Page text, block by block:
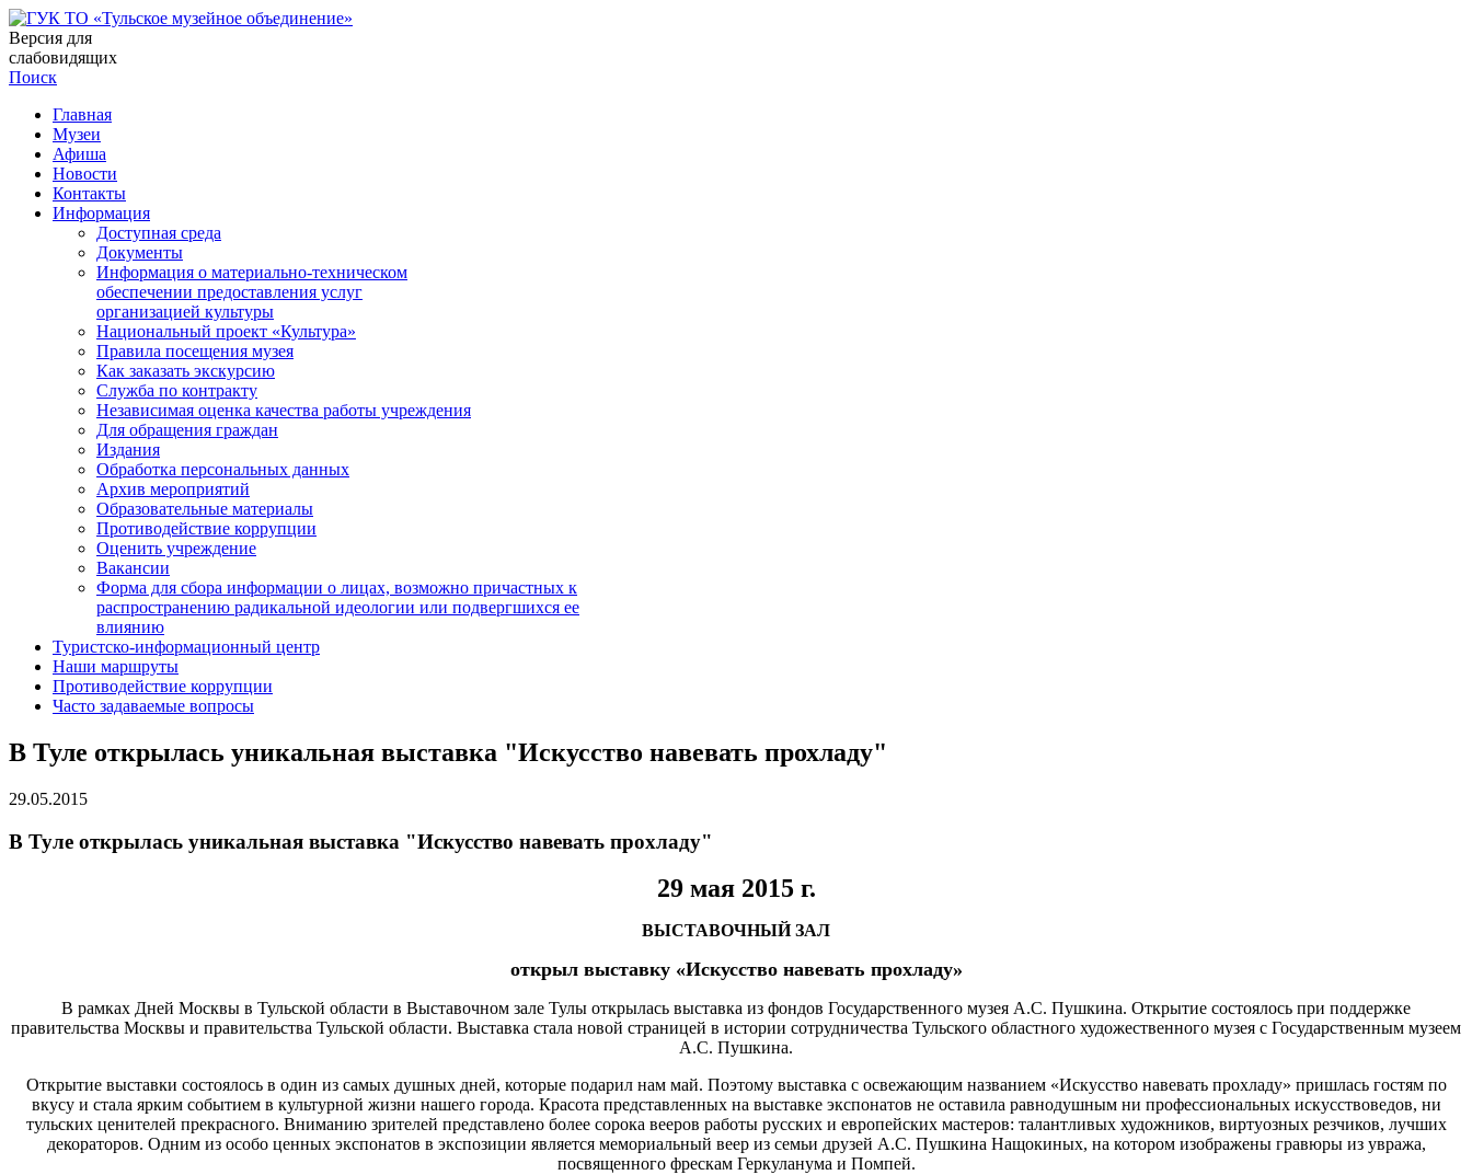
Версия для
слабовидящих
Поиск
Главная
Музеи
Афиша
Новости
Контакты
Информация
Доступная среда
Документы
Информация о материально-техническом
обеспечении предоставления услуг
организацией культуры
Национальный проект «Культура»
Правила посещения музея
Как заказать экскурсию
Служба по контракту
Независимая оценка качества работы учреждения
Для обращения граждан
Издания
Обработка персональных данных
Архив мероприятий
Образовательные материалы
Противодействие коррупции
Оценить учреждение
Вакансии
Форма для сбора информации о лицах, возможно причастных к
распространению радикальной идеологии или подвергшихся ее
влиянию
Туристско-информационный центр
Наши маршруты
Противодействие коррупции
Часто задаваемые вопросы
В Туле открылась уникальная выставка "Искусство навевать прохладу"
29.05.2015
В Туле открылась уникальная выставка "Искусство навевать прохладу"
29 мая 2015 г.
ВЫСТАВОЧНЫЙ ЗАЛ
открыл выставку «Искусство навевать прохладу»
В рамках Дней Москвы в Тульской области в Выставочном зале Тулы открылась выставка из фондов Государственного музея А.С. Пушкина. Открытие состоялось при поддержке
правительства Москвы и правительства Тульской области. Выставка стала новой страницей в истории сотрудничества Тульского областного художественного музея с Государственным музеем
А.С. Пушкина.
Открытие выставки состоялось в один из самых душных дней, которые подарил нам май. Поэтому выставка с освежающим названием «Искусство навевать прохладу» пришлась гостям по
вкусу и стала ярким событием в культурной жизни нашего города. Красота представленных на выставке экспонатов не оставила равнодушным ни профессиональных искусствоведов, ни
тульских ценителей прекрасного. Вниманию зрителей представлено более сорока вееров работы русских и европейских мастеров: талантливых художников, виртуозных резчиков, лучших
декораторов. Одним из особо ценных экспонатов в экспозиции является мемориальный веер из семьи друзей А.С. Пушкина Нащокиных, на котором изображены гравюры из увража,
посвященного фрескам Геркуланума и Помпей.